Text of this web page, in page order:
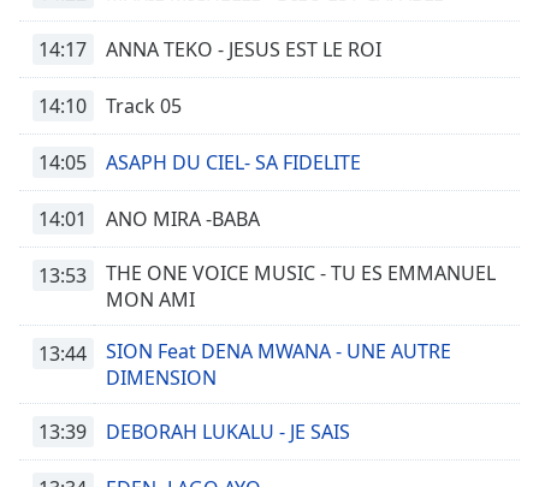
14:17 ANNA TEKO - JESUS EST LE ROI
14:10 Track 05
14:05 ASAPH DU CIEL- SA FIDELITE
14:01 ANO MIRA -BABA
13:53
THE ONE VOICE MUSIC - TU ES EMMANUEL
MON AMI
13:44
SION Feat DENA MWANA - UNE AUTRE
DIMENSION
13:39 DEBORAH LUKALU - JE SAIS